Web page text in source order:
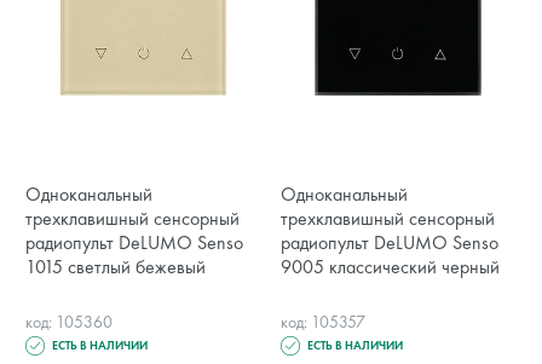
Одноканальный
трехклавишный сенсорный
радиопульт DeLUMO Senso
1015 светлый бежевый
код: 105360
ЕСТЬ В НАЛИЧИИ
Одноканальный
трехклавишный сенсорный
радиопульт DeLUMO Senso
9005 классический черный
код: 105357
ЕСТЬ В НАЛИЧИИ